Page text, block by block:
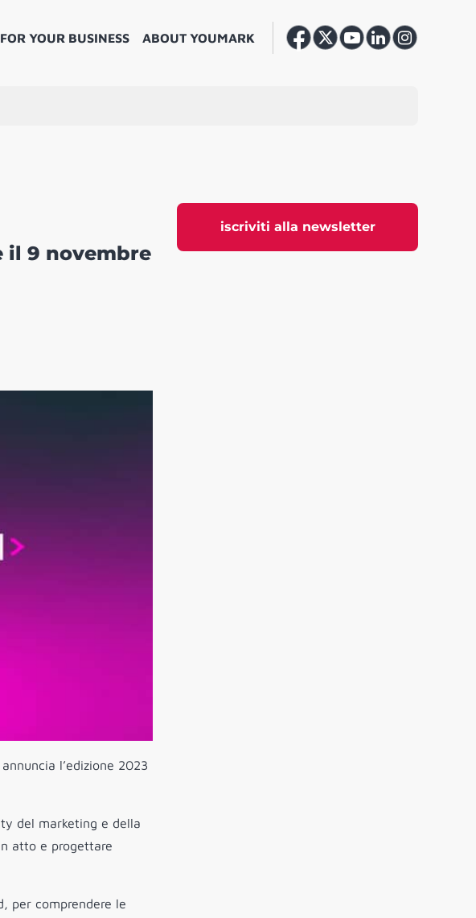
YOUR BUSINESS ABOUT YOUMARK
iscriviti alla newsletter
il 9 novembre
l’edizione 2023
del marketing e della
atto e progettare
per comprendere le